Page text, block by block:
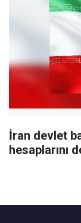
İran devlet
hesaplarını